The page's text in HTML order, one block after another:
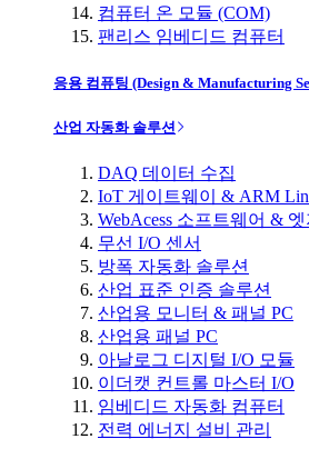
컴퓨터 온 모듈 (COM)
팬리스 임베디드 컴퓨터
응용 컴퓨팅 (Design & Manufacturing
산업 자동화 솔루션
DAQ 데이터 수집
IoT 게이트웨이 & ARM
WebAcess 소프트웨어 & 엣
무선 I/O 센서
방폭 자동화 솔루션
산업 표준 인증 솔루션
산업용 모니터 & 패널 PC
산업용 패널 PC
아날로그 디지털 I/O 모듈
이더캣 컨트롤 마스터 I/O
임베디드 자동화 컴퓨터
전력 에너지 설비 관리